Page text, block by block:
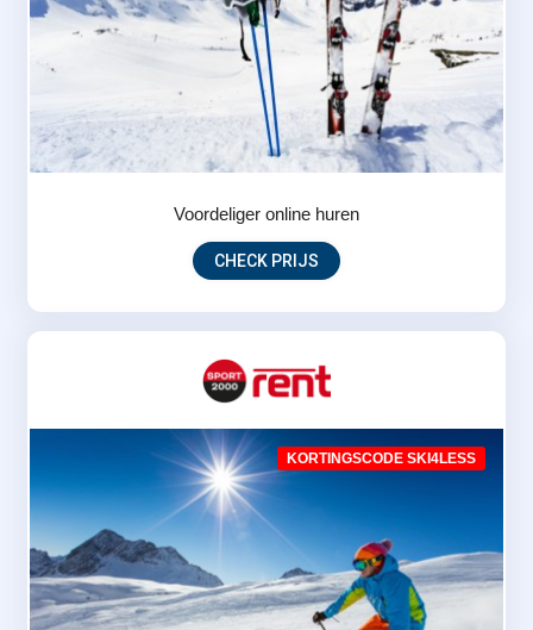
Voordeliger online huren
CHECK PRIJS
KORTINGSCODE SKI4LESS